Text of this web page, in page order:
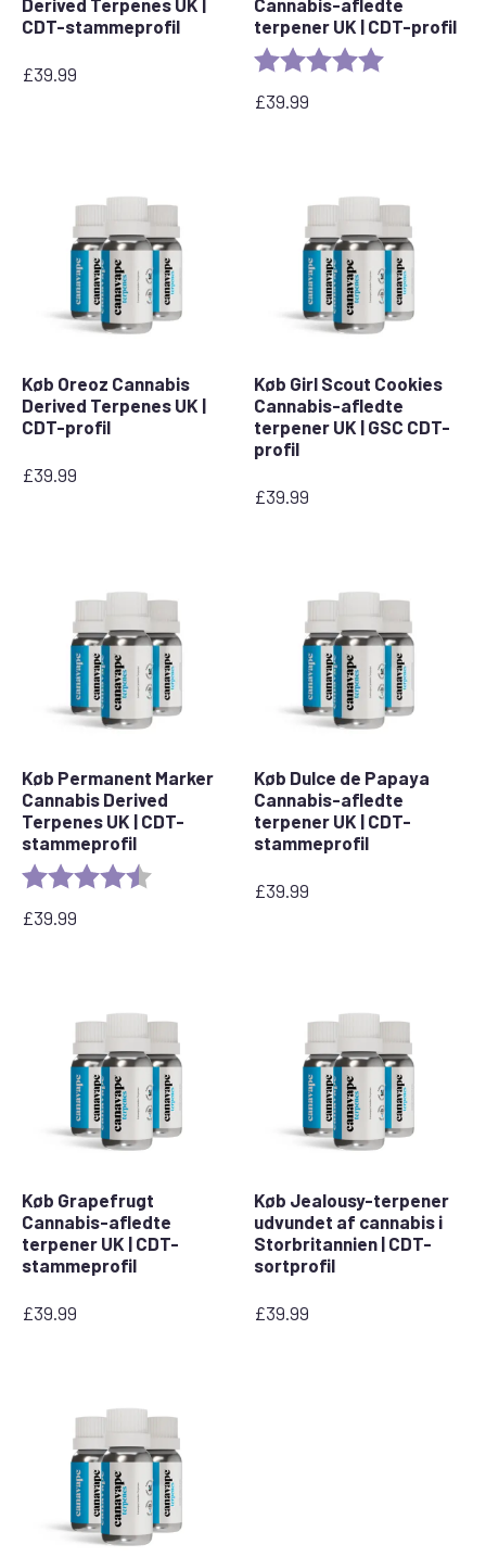
CDT-stammeprofil
£39.99
terpener UK | CDT-profil
Rating:
£39.99
Køb Oreoz Cannabis
Derived Terpenes UK |
CDT-profil
£39.99
Køb Girl Scout Cookies
Cannabis-afledte
terpener UK | GSC CDT-
profil
£39.99
Køb Permanent Marker
Cannabis Derived
Terpenes UK | CDT-
stammeprofil
Rating:
£39.99
Køb Dulce de Papaya
Cannabis-afledte
terpener UK | CDT-
stammeprofil
£39.99
Køb Grapefrugt
Cannabis-afledte
terpener UK | CDT-
stammeprofil
£39.99
Køb Jealousy-terpener
udvundet af cannabis i
Storbritannien | CDT-
sortprofil
£39.99